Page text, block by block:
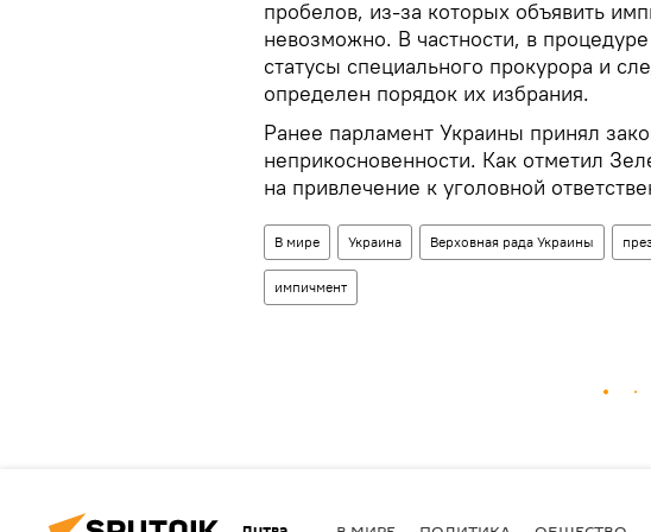
пробелов, из-за которых объявить
невозможно. В частности, в
статусы специального прокурора и
определен порядок их избрания.
Ранее парламент Украины принял
неприкосновенности. Как отметил
на привлечение к уголовной
В мире Украина Верховная рада Украины
импичмент